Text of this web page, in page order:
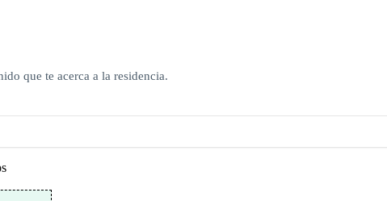
que te acerca a la residencia.